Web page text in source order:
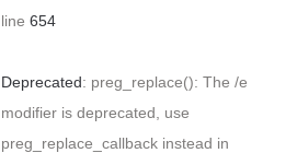
line 654
Deprecated: preg_replace(): The /e
modifier is deprecated, use
preg_replace_callback instead in